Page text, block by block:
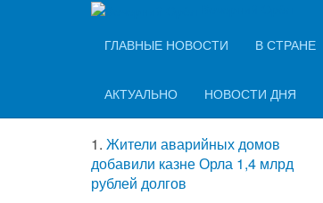
ГЛАВНЫЕ НОВОСТИ
В СТРАНЕ
АКТУАЛЬНО НОВОСТИ ДНЯ
1. Жители аварийных домов
добавили казне Орла 1,4 млрд
рублей долгов